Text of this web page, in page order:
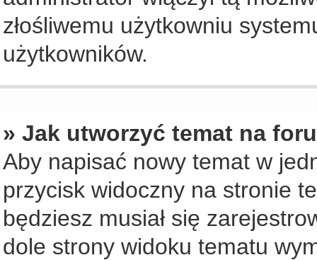
złośliwemu użytkowniu
użytkowników.
» Jak utworzyć temat na
Aby napisać nowy temat w
przycisk widoczny na stronie
będziesz musiał się
dole strony widoku tematu